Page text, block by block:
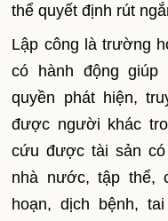
thể quyết định rút
Lập công là trường
có hành động
quyền phát hiện,
được người khác
cứu được tài sản
nhà nước, tập thể,
hoạn, dịch bệnh,